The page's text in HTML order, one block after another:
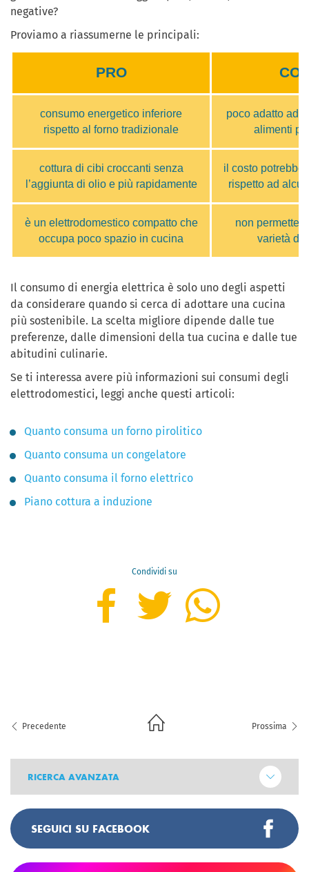
negative?
Proviamo a riassumerne le principali:
PRO
consumo energetico inferiore
rispetto al forno tradizionale
poco adatto
alimenti
cottura di cibi croccanti senza
l’aggiunta di olio e più rapidamente
il costo potrebbe
rispetto ad
è un elettrodomestico compatto che
occupa poco spazio in cucina
non permette
varietà di
Il consumo di energia elettrica è solo uno degli aspetti
da considerare quando si cerca di adottare una cucina
più sostenibile. La scelta migliore dipende dalle tue
preferenze, dalle dimensioni della tua cucina e dalle tue
abitudini culinarie.
Se ti interessa avere più informazioni sui consumi degli
elettrodomestici, leggi anche questi articoli:
Quanto consuma un forno pirolitico
Quanto consuma un congelatore
Quanto consuma il forno elettrico
Piano cottura a induzione
Condividi su
Precedente Prossima
RICERCA AVANZATA
SEGUICI SU FACEBOOK